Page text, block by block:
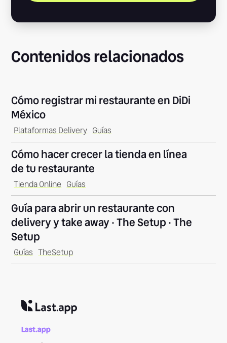
Contenidos relacionados
Cómo registrar mi restaurante en DiDi
México
Plataformas Delivery Guías
Cómo hacer crecer la tienda en línea
de tu restaurante
Tienda Online Guías
Guía para abrir un restaurante con
delivery y take away · The Setup · The
Setup
Guías TheSetup
Last.app